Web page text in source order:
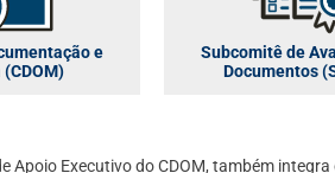
e
Subcomitê de
Documentos
Apoio Executivo do CDOM, também